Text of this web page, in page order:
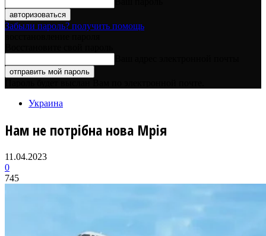
Забыли пароль? получить помощь
Украина
Нам не потрібна нова Мрія
11.04.2023
0
745